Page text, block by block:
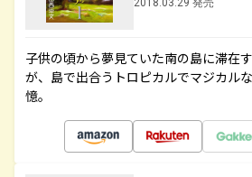
2018.03.29 発売
子供の頃から夢見ていた南の島に滞在
が、島で出合うトロピカルでマジカル
憶。